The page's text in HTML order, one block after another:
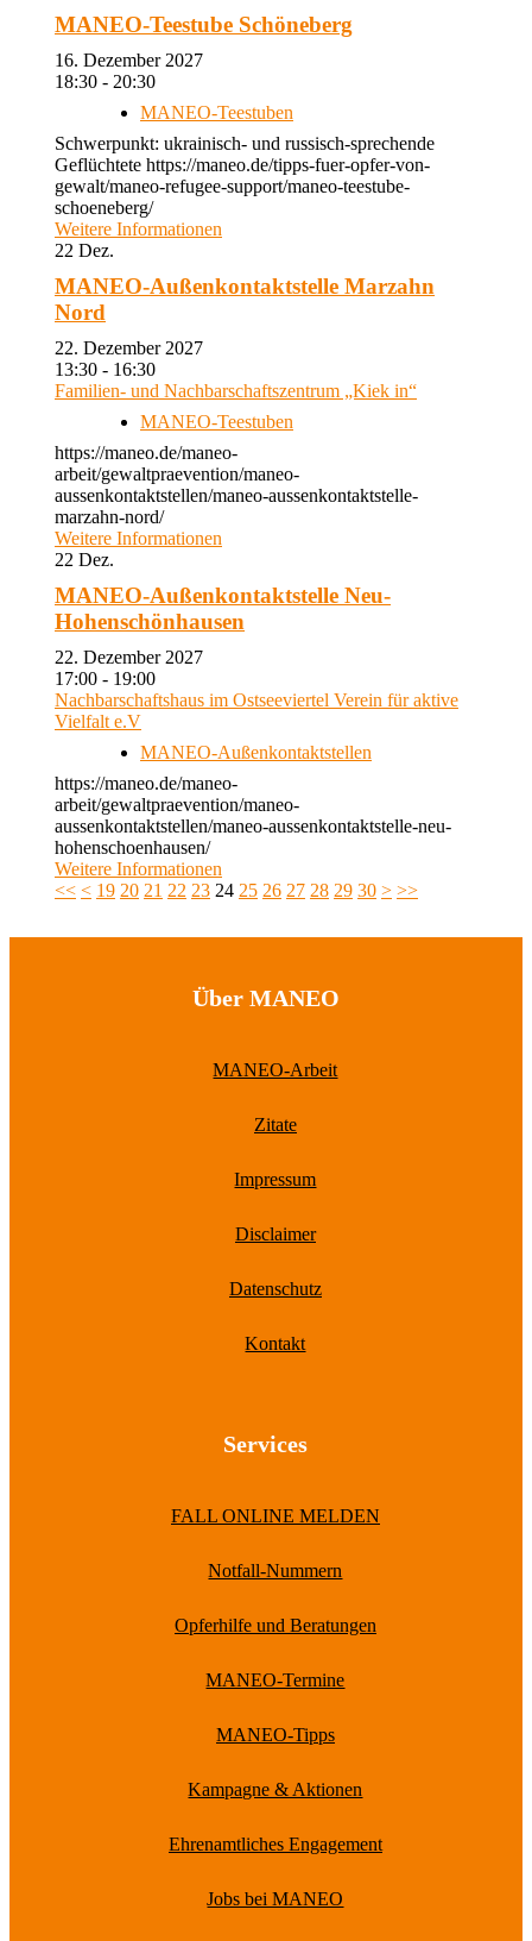
MANEO-Teestube Schöneberg
16. Dezember 2027
18:30 - 20:30
MANEO-Teestuben
Schwerpunkt: ukrainisch- und russisch-sprechende
Geflüchtete https://maneo.de/tipps-fuer-opfer-von-
gewalt/maneo-refugee-support/maneo-teestube-
schoeneberg/
Weitere Informationen
22 Dez.
MANEO-Außenkontaktstelle Marzahn
Nord
22. Dezember 2027
13:30 - 16:30
Familien- und Nachbarschaftszentrum „Kiek in“
MANEO-Teestuben
https://maneo.de/maneo-
arbeit/gewaltpraevention/maneo-
aussenkontaktstellen/maneo-aussenkontaktstelle-
marzahn-nord/
Weitere Informationen
22 Dez.
MANEO-Außenkontaktstelle Neu-
Hohenschönhausen
22. Dezember 2027
17:00 - 19:00
Nachbarschaftshaus im Ostseeviertel Verein für aktive
Vielfalt e.V
MANEO-Außenkontaktstellen
https://maneo.de/maneo-
arbeit/gewaltpraevention/maneo-
aussenkontaktstellen/maneo-aussenkontaktstelle-neu-
hohenschoenhausen/
Weitere Informationen
<< < 19 20 21 22 23 24 25 26 27 28 29 30 > >>
Über MANEO
MANEO-Arbeit
Zitate
Impressum
Disclaimer
Datenschutz
Kontakt
Services
FALL ONLINE MELDEN
Notfall-Nummern
Opferhilfe und Beratungen
MANEO-Termine
MANEO-Tipps
Kampagne & Aktionen
Ehrenamtliches Engagement
Jobs bei MANEO